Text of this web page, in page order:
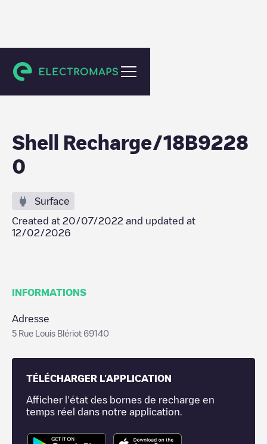
Rillieux-la-Pape
Shell Recharge/18B9228
0
Surface
Created at 20/07/2022 and updated at
12/02/2026
INFORMATIONS
Adresse
5 Rue Louis Blériot 69140
TÉLÉCHARGER L'APPLICATION
Afficher l'état des bornes de recharge en
temps réel dans notre application.